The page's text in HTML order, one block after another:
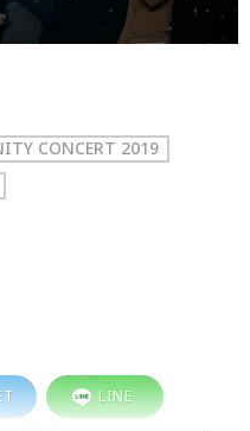
CONCERT 2019
LINE